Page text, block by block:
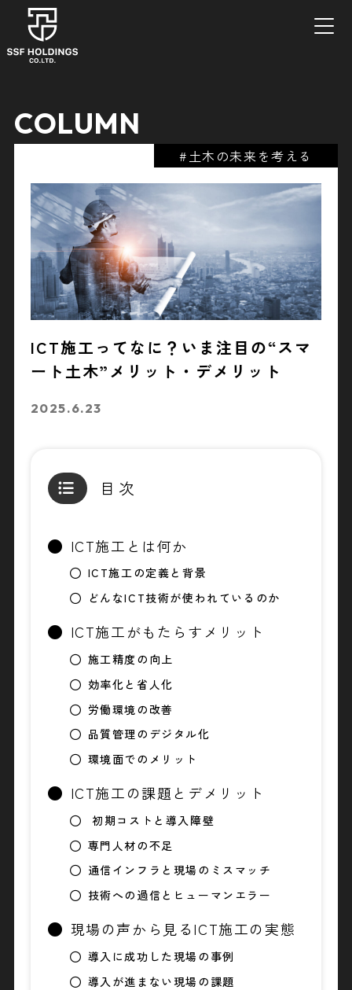
COLUMN
#土木の未来を考える
ICT施工ってなに？いま注目の“スマ
ート土木”メリット・デメリット
2025.6.23
目次
ICT施工とは何か
ICT施工の定義と背景
どんなICT技術が使われているのか
ICT施工がもたらすメリット
施工精度の向上
効率化と省人化
労働環境の改善
品質管理のデジタル化
環境面でのメリット
ICT施工の課題とデメリット
初期コストと導入障壁
専門人材の不足
通信インフラと現場のミスマッチ
技術への過信とヒューマンエラー
現場の声から見るICT施工の実態
導入に成功した現場の事例
導入が進まない現場の課題